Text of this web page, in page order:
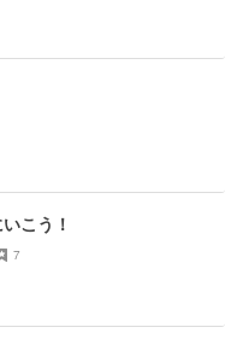
こう！
7